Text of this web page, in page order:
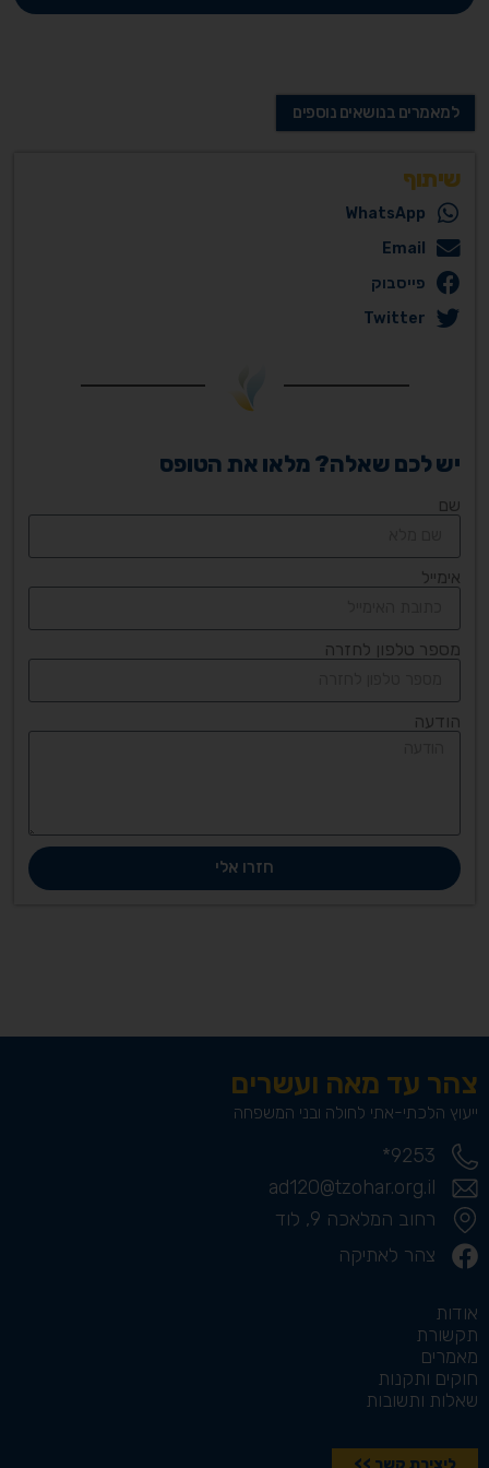
למאמרים בנושאים נוספים
שיתוף
WhatsApp
Email
פייסבוק
Twitter
יש לכם שאלה? מלאו את הטופס
שם
אימייל
מספר טלפון לחזרה
הודעה
חזרו אלי
צהר עד מאה ועשרים
ייעוץ הלכתי-אתי לחולה ובני המשפחה
9253*
ad120@tzohar.org.il
רחוב המלאכה 9, לוד
צהר לאתיקה
אודות
תקשורת
מאמרים
חוקים ותקנות
שאלות ותשובות